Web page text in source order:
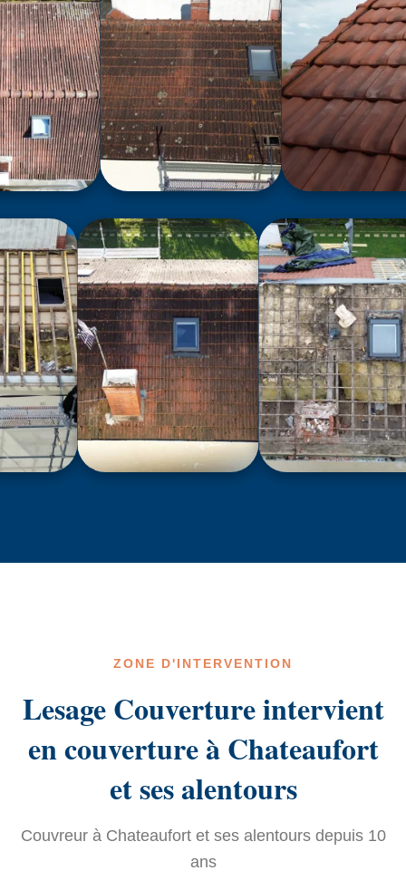
ZONE D'INTERVENTION
Lesage Couverture intervient
en couverture à Chateaufort
et ses alentours
Couvreur à Chateaufort et ses alentours depuis 10
ans